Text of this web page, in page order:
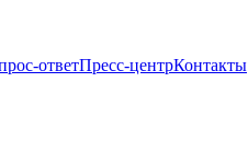
ответПресс-центрКонтакты